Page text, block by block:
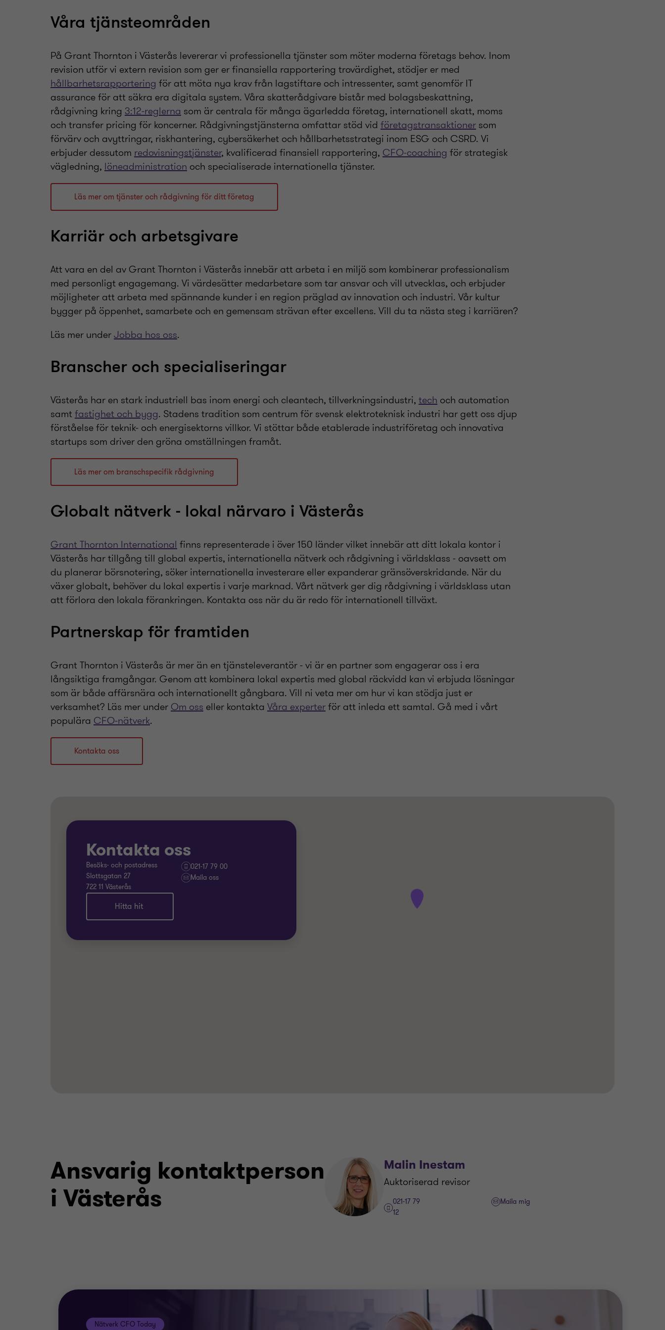
Våra tjänsteområden
På Grant Thornton i Västerås levererar vi professionella tjänster som möter moderna företags behov. Inom
revision utför vi extern revision som ger er finansiella rapportering trovärdighet, stödjer er med
hållbarhetsrapportering för att möta nya krav från lagstiftare och intressenter, samt genomför IT
assurance för att säkra era digitala system. Våra skatterådgivare bistår med bolagsbeskattning,
rådgivning kring 3:12-reglerna som är centrala för många ägarledda företag, internationell skatt, moms
och transfer pricing för koncerner. Rådgivningstjänsterna omfattar stöd vid företagstransaktioner som
förvärv och avyttringar, riskhantering, cybersäkerhet och hållbarhetsstrategi inom ESG och CSRD. Vi
erbjuder dessutom redovisningstjänster, kvalificerad finansiell rapportering, CFO-coaching för strategisk
vägledning, löneadministration och specialiserade internationella tjänster.
Läs mer om tjänster och rådgivning för ditt företag
Karriär och arbetsgivare
Att vara en del av Grant Thornton i Västerås innebär att arbeta i en miljö som kombinerar professionalism
med personligt engagemang. Vi värdesätter medarbetare som tar ansvar och vill utvecklas, och erbjuder
möjligheter att arbeta med spännande kunder i en region präglad av innovation och industri. Vår kultur
bygger på öppenhet, samarbete och en gemensam strävan efter excellens. Vill du ta nästa steg i karriären?
Läs mer underJobba hos oss.
Branscher och specialiseringar
Västerås har en stark industriell bas inom energi och cleantech, tillverkningsindustri, tech och automation
samtfastighet och bygg. Stadens tradition som centrum för svensk elektroteknisk industri har gett oss djup
förståelse för teknik- och energisektorns villkor. Vi stöttar både etablerade industriföretag och innovativa
startups som driver den gröna omställningen framåt.
Läs mer om branschspecifik rådgivning
Globalt nätverk - lokal närvaro i Västerås
Grant Thornton International finns representerade i över 150 länder vilket innebär att ditt lokala kontor i
Västerås har tillgång till global expertis, internationella nätverk och rådgivning i världsklass - oavsett om
du planerar börsnotering, söker internationella investerare eller expanderar gränsöverskridande. När du
växer globalt, behöver du lokal expertis i varje marknad. Vårt nätverk ger dig rådgivning i världsklass utan
att förlora den lokala förankringen. Kontakta oss när du är redo för internationell tillväxt.
Partnerskap för framtiden
Grant Thornton i Västerås är mer än en tjänsteleverantör - vi är en partner som engagerar oss i era
långsiktiga framgångar. Genom att kombinera lokal expertis med global räckvidd kan vi erbjuda lösningar
som är både affärsnära och internationellt gångbara. Vill ni veta mer om hur vi kan stödja just er
verksamhet? Läs mer under Om oss eller kontakta Våra experterför att inleda ett samtal. Gå med i vårt
populära CFO-nätverk.
Kontakta oss
Kontakta oss
Besöks- och postadress
Slottsgatan 27
722 11 Västerås
021-17 79 00
Maila oss
Hitta hit
Ansvarig kontaktperson
i Västerås
Malin Inestam
Auktoriserad revisor
021-17 79
12
Maila mig
Nätverk CFO Today